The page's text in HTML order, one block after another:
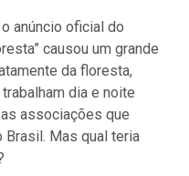
anúncio oficial do
causou um grande
da floresta,
dia e noite
associações que
Brasil. Mas qual teria